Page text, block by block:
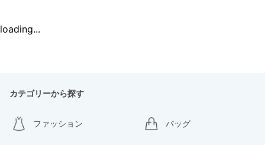
loading...
カテゴリーから探す
ファッション バッグ